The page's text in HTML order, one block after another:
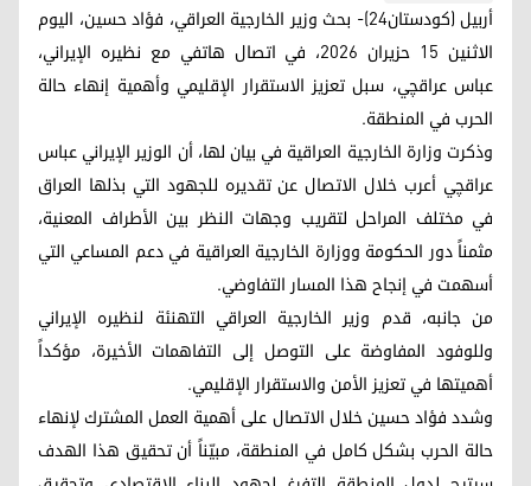
أربيل (كودستان24)- بحث وزير الخارجية العراقي، فؤاد حسين، اليوم
الاثنين 15 حزيران 2026، في اتصال هاتفي مع نظيره الإيراني،
عباس عراقچي، سبل تعزيز الاستقرار الإقليمي وأهمية إنهاء حالة
الحرب في المنطقة.
وذكرت وزارة الخارجية العراقية في بيان لها، أن الوزير الإيراني عباس
عراقچي أعرب خلال الاتصال عن تقديره للجهود التي بذلها العراق
في مختلف المراحل لتقريب وجهات النظر بين الأطراف المعنية،
مثمناً دور الحكومة ووزارة الخارجية العراقية في دعم المساعي التي
أسهمت في إنجاح هذا المسار التفاوضي.
من جانبه، قدم وزير الخارجية العراقي التهنئة لنظيره الإيراني
وللوفود المفاوضة على التوصل إلى التفاهمات الأخيرة، مؤكداً
أهميتها في تعزيز الأمن والاستقرار الإقليمي.
وشدد فؤاد حسين خلال الاتصال على أهمية العمل المشترك لإنهاء
حالة الحرب بشكل كامل في المنطقة، مبيّناً أن تحقيق هذا الهدف